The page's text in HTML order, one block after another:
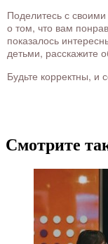
Поделитесь с
о том, что вам
показалось
детьми, расскажите
Будьте корректны, и
Смотрите